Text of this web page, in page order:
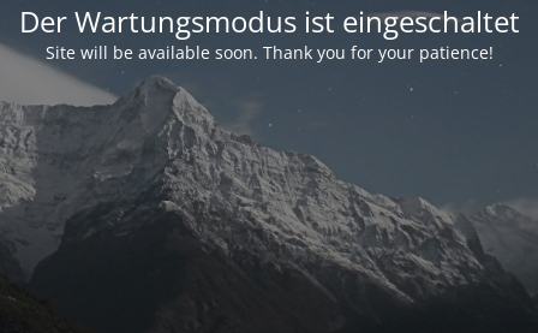
Der Wartungsmodus ist eingeschaltet
Site will be available soon. Thank you for your patience!